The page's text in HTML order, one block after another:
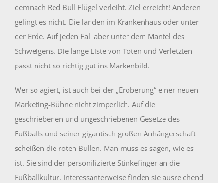
demnach Red Bull Flügel verleiht. Ziel erreicht! Anderen
gelingt es nicht. Die landen im Krankenhaus oder unter
der Erde. Auf jeden Fall aber unter dem Mantel des
Schweigens. Die lange Liste von Toten und Verletzten
passt nicht so richtig gut ins Markenbild.
Wer so agiert, ist auch bei der „Eroberung“ einer neuen
Marketing-Bühne nicht zimperlich. Auf die
geschriebenen und ungeschriebenen Gesetze des
Fußballs und seiner gigantisch großen Anhängerschaft
scheißen die roten Bullen. Man muss es sagen, wie es
ist. Sie sind der personifizierte Stinkefinger an die
Fußballkultur. Interessanterweise finden sie ausreichend